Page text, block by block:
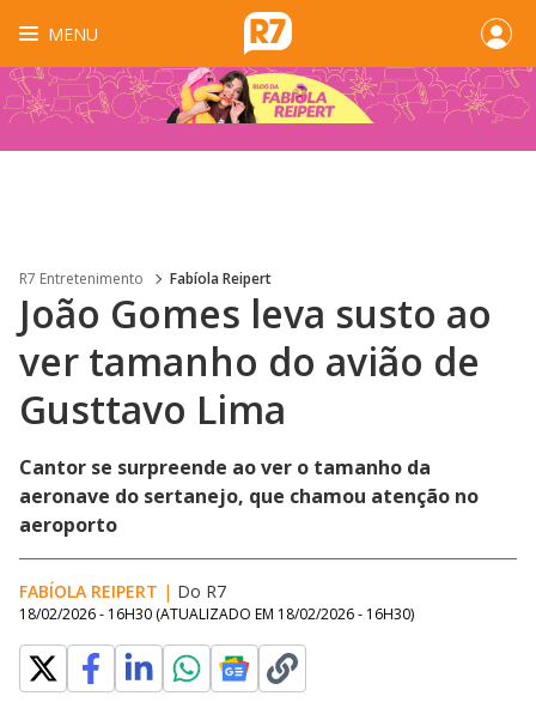
MENU
R7 Entretenimento Fabíola Reipert
João Gomes leva susto ao
ver tamanho do avião de
Gusttavo Lima
Cantor se surpreende ao ver o tamanho da
aeronave do sertanejo, que chamou atenção no
aeroporto
FABÍOLA REIPERT | Do R7
18/02/2026 - 16H30 (ATUALIZADO EM 18/02/2026 - 16H30)